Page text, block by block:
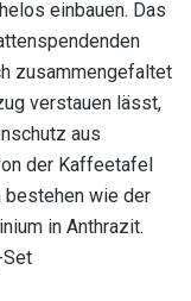
einbauen. Das
zusammengefaltet
verstauen lässt,
aus
der Kaffeetafel
bestehen wie der
in Anthrazit.
Set